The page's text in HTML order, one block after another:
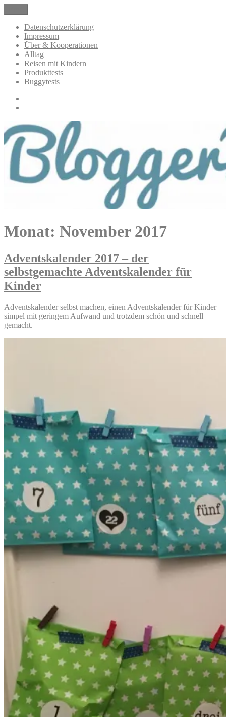
Inhalt
springen
BloggerMumOf3Boys Mamablog
Mamablog über das Leben mit drei Kindern mit Produkttests und
Alltagsthemen
Datenschutzerklärung
Impressum
Über & Kooperationen
Alltag
Reisen mit Kindern
Produkttests
Buggytests
Monat: November 2017
Adventskalender 2017 – der
selbstgemachte Adventskalender für
Kinder
Adventskalender selbst machen, einen Adventskalender für Kinder
simpel mit geringem Aufwand und trotzdem schön und schnell
gemacht.